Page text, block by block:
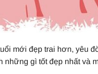
mới đẹp trai hơn, yêu
gì tốt đẹp nhất và